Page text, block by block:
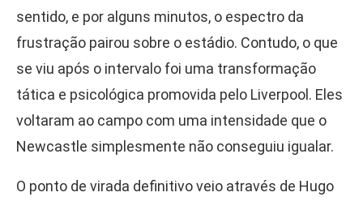
sentido, e por alguns minutos, o espectro da
frustração pairou sobre o estádio. Contudo, o que
se viu após o intervalo foi uma transformação
tática e psicológica promovida pelo Liverpool. Eles
voltaram ao campo com uma intensidade que o
Newcastle simplesmente não conseguiu igualar.
O ponto de virada definitivo veio através de Hugo